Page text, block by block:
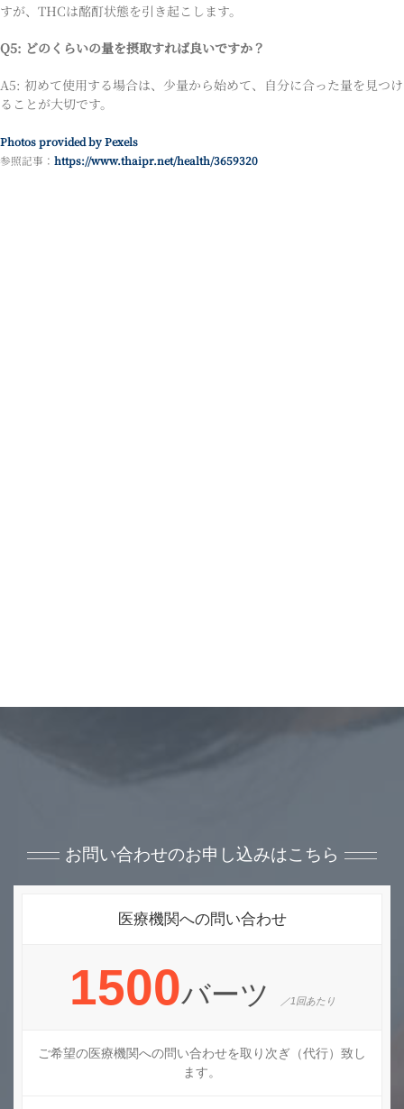
すが、THCは酩酊状態を引き起こします。
Q5: どのくらいの量を摂取すれば良いですか？
A5: 初めて使用する場合は、少量から始めて、自分に合った量を見つけ
ることが大切です。
Photos provided by Pexels
参照記事： https://www.thaipr.net/health/3659320
お問い合わせのお申し込みはこちら
医療機関への問い合わせ
1500バーツ ／1回あたり
ご希望の医療機関への問い合わせを取り次ぎ（代行）致し
ます。